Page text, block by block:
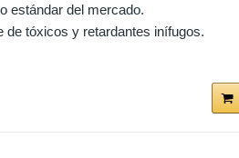
estándar del mercado.
de tóxicos y retardantes inífugos.